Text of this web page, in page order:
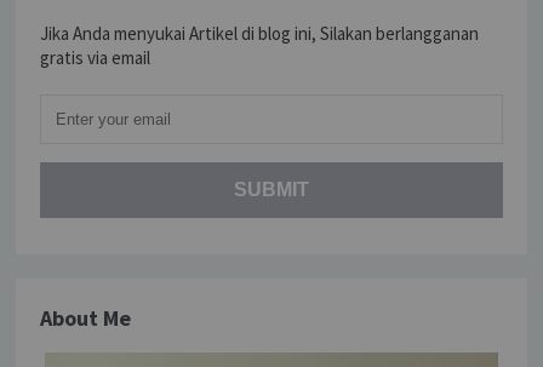
Jika Anda menyukai Artikel di blog ini, Silakan berlangganan
gratis via email
About Me